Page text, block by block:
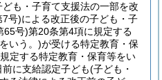
ども・子育て支援法の一部を改
7号)による改正後の子ども・子
65号)第20条第4項に規定する
いう。)が受ける特定教育・保
定する特定教育・保育等をい
に支給認定子ども(子ども・